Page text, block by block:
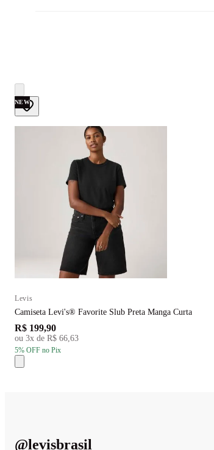
NEW
Levis
Camiseta Levi's® Favorite Slub Preta Manga Curta
R$ 199,90
ou 3x de R$ 66,63
5% OFF no Pix
@levisbrasil